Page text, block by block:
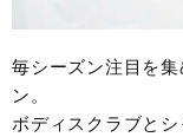
毎シーズン注目を
ン。
ボディスクラブと